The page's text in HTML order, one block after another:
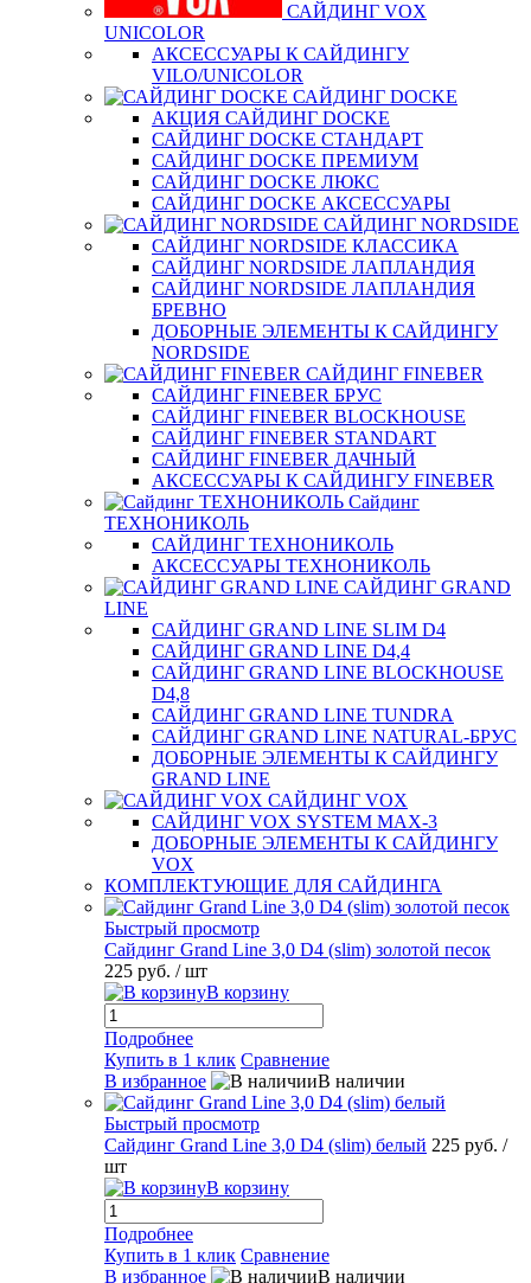
САЙДИНГ VOX
UNICOLOR
АКСЕССУАРЫ К САЙДИНГУ
VILO/UNICOLOR
САЙДИНГ DOCKE
АКЦИЯ САЙДИНГ DOCKE
САЙДИНГ DOCKE СТАНДАРТ
САЙДИНГ DOCKE ПРЕМИУМ
САЙДИНГ DOCKE ЛЮКС
САЙДИНГ DOCKE АКСЕССУАРЫ
САЙДИНГ NORDSIDE
САЙДИНГ NORDSIDE КЛАССИКА
САЙДИНГ NORDSIDE ЛАПЛАНДИЯ
САЙДИНГ NORDSIDE ЛАПЛАНДИЯ
БРЕВНО
ДОБОРНЫЕ ЭЛЕМЕНТЫ К САЙДИНГУ
NORDSIDE
САЙДИНГ FINEBER
САЙДИНГ FINEBER БРУС
САЙДИНГ FINEBER BLOCKHOUSE
САЙДИНГ FINEBER STANDART
САЙДИНГ FINEBER ДАЧНЫЙ
АКСЕССУАРЫ К САЙДИНГУ FINEBER
Сайдинг
ТЕХНОНИКОЛЬ
САЙДИНГ ТЕХНОНИКОЛЬ
АКСЕССУАРЫ ТЕХНОНИКОЛЬ
САЙДИНГ GRAND
LINE
САЙДИНГ GRAND LINE SLIM D4
САЙДИНГ GRAND LINE D4,4
САЙДИНГ GRAND LINE BLOCKHOUSE
D4,8
САЙДИНГ GRAND LINE TUNDRA
САЙДИНГ GRAND LINE NATURAL-БРУС
ДОБОРНЫЕ ЭЛЕМЕНТЫ К САЙДИНГУ
GRAND LINE
САЙДИНГ VOX
САЙДИНГ VOX SYSTEM MAX-3
ДОБОРНЫЕ ЭЛЕМЕНТЫ К САЙДИНГУ
VOX
КОМПЛЕКТУЮЩИЕ ДЛЯ САЙДИНГА
Быстрый просмотр
Сайдинг Grand Line 3,0 D4 (slim) золотой песок
225 руб. / шт
В корзину
Подробнее
Купить в 1 клик Сравнение
В избранное
В наличии
Быстрый просмотр
Сайдинг Grand Line 3,0 D4 (slim) белый 225 руб. /
шт
В корзину
Подробнее
Купить в 1 клик Сравнение
В избранное
В наличии